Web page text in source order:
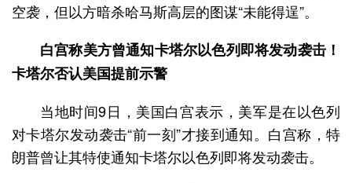
空袭，但以方暗杀哈马斯高层的图谋“未能得逞”。
白宫称美方曾通知卡塔尔以色列即将发动袭击！
卡塔尔否认美国提前示警
当地时间9日，美国白宫表示，美军是在以色列
对卡塔尔发动袭击“前一刻”才接到通知。白宫称，特
朗普曾让其特使通知卡塔尔以色列即将发动袭击。